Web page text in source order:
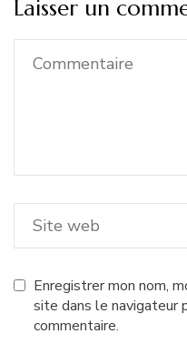
Laisser un
Enregistrer mon nom,
site dans le navigateur
commentaire.